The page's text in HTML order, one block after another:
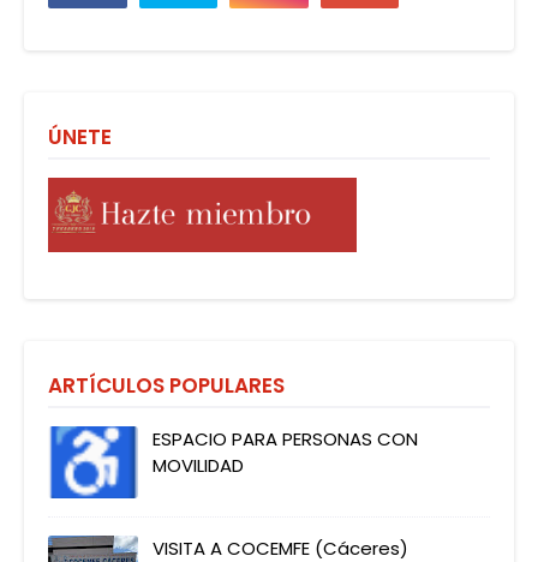
ÚNETE
ARTÍCULOS POPULARES
ESPACIO PARA PERSONAS CON
MOVILIDAD
VISITA A COCEMFE (Cáceres)